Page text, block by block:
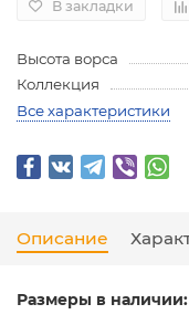
В закладки
Высота ворса
Коллекция
Все характеристики
Описание
Размеры в наличии: